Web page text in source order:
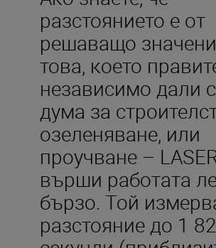
разстоянието е от
решаващо
това, което
независимо дали
дума за
озеленяване, или
проучване –
върши работата
бързо. Той
разстояние до 1